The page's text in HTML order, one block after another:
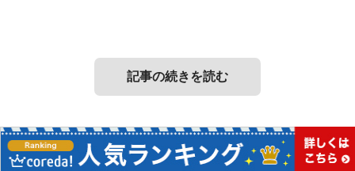
記事の続きを読む
当サイトについて
Copyright ©カラダナオスAll Rights Reserved.